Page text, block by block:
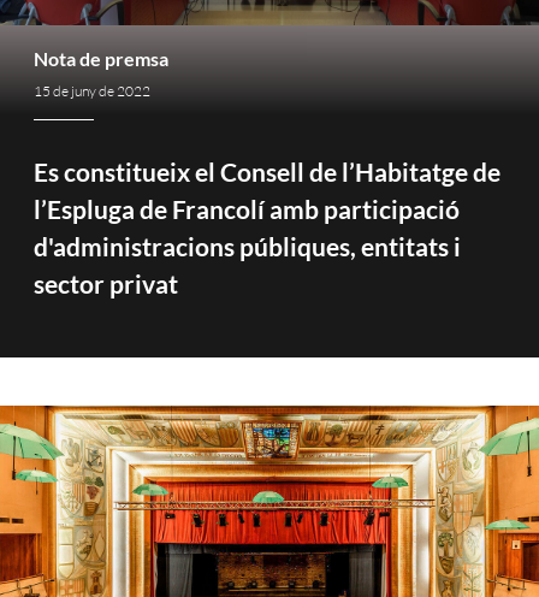
Nota de premsa
15 de juny de 2022
Es constitueix el Consell de l’Habitatge de
l’Espluga de Francolí amb participació
d'administracions públiques, entitats i
sector privat